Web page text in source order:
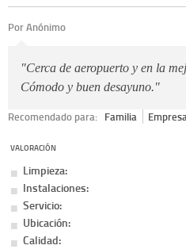
Por Anónimo
"Cerca de aeropuerto y en la
Cómodo y buen desayuno."
Recomendado para: Familia
VALORACIÓN
Limpieza:
Instalaciones:
Servicio:
Ubicación:
Calidad: